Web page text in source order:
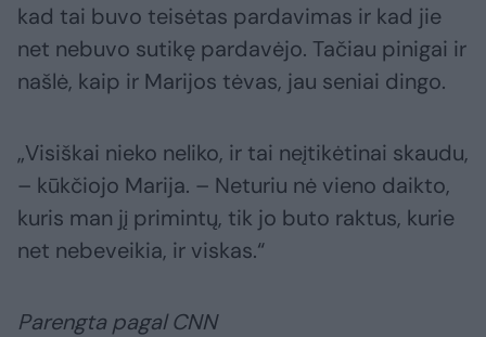
kad tai buvo teisėtas pardavimas ir kad jie
net nebuvo sutikę pardavėjo. Tačiau pinigai ir
našlė, kaip ir Marijos tėvas, jau seniai dingo.
„Visiškai nieko neliko, ir tai neįtikėtinai skaudu,
– kūkčiojo Marija. – Neturiu nė vieno daikto,
kuris man jį primintų, tik jo buto raktus, kurie
net nebeveikia, ir viskas.“
Parengta pagal CNN